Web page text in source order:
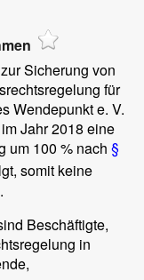
Sicherung von
für
Wendepunkt e. V.
Jahr 2018 eine
um 100 % nach §
somit keine
Beschäftigte,
in